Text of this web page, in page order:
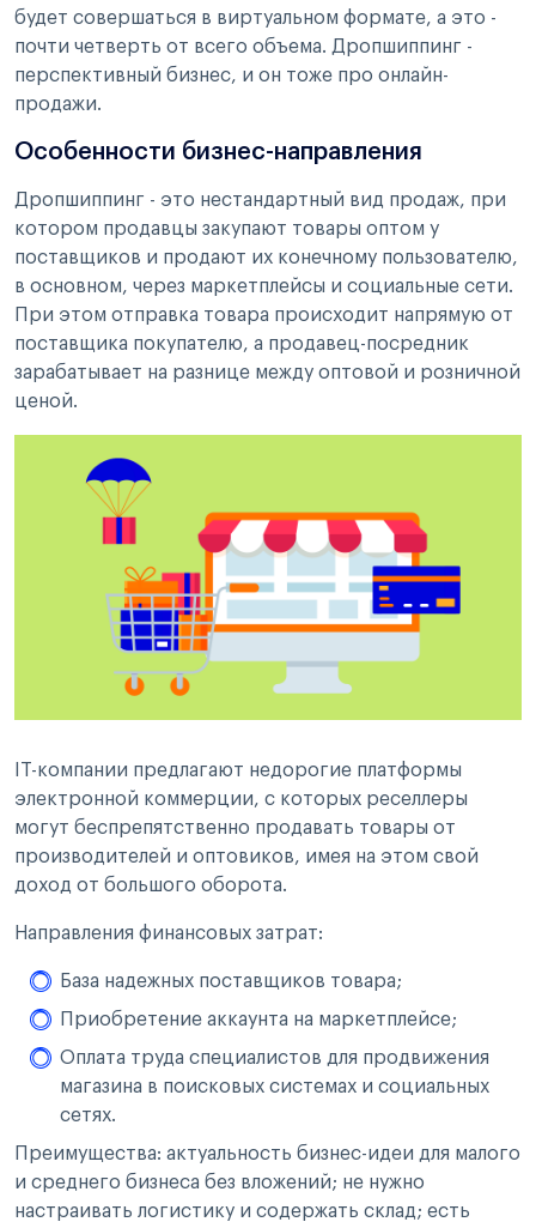
будет совершаться в виртуальном формате, а это -
почти четверть от всего объема. Дропшиппинг -
перспективный бизнес, и он тоже про онлайн-
продажи.
Особенности бизнес-направления
Дропшиппинг - это нестандартный вид продаж, при
котором продавцы закупают товары оптом у
поставщиков и продают их конечному пользователю,
в основном, через маркетплейсы и социальные сети.
При этом отправка товара происходит напрямую от
поставщика покупателю, а продавец-посредник
зарабатывает на разнице между оптовой и розничной
ценой.
IT-компании предлагают недорогие платформы
электронной коммерции, с которых реселлеры
могут беспрепятственно продавать товары от
производителей и оптовиков, имея на этом свой
доход от большого оборота.
Направления финансовых затрат:
База надежных поставщиков товара;
Приобретение аккаунта на маркетплейсе;
Оплата труда специалистов для продвижения
магазина в поисковых системах и социальных
сетях.
Преимущества: актуальность бизнес-идеи для малого
и среднего бизнеса без вложений; не нужно
настраивать логистику и содержать склад; есть